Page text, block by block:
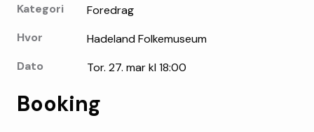
Kategori
Foredrag
Hvor
Hadeland Folkemuseum
Dato
Tor. 27. mar kl 18:00
Booking